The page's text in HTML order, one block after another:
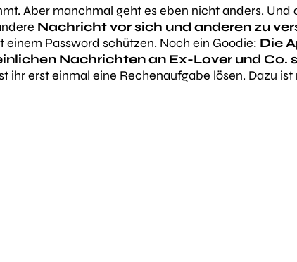
Aber manchmal geht es eben nicht anders. Und
Nachricht vor sich und anderen zu
Password schützen. Noch ein Goodie: Die
Nachrichten an Ex-Lover und Co.
ihr erst einmal eine Rechenaufgabe lösen. Dazu